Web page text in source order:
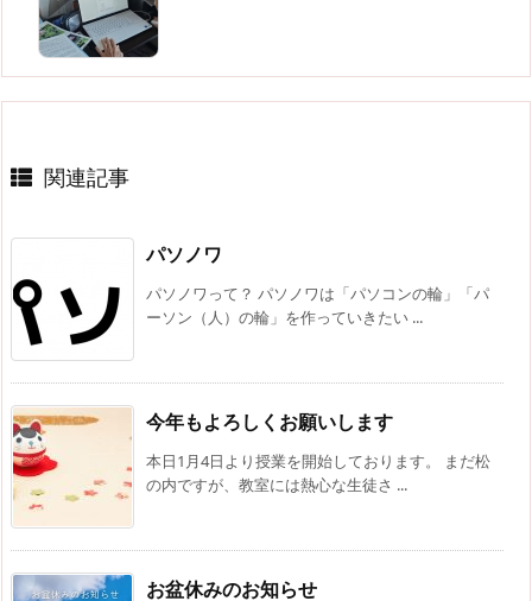
関連記事
パソノワ
パソノワって？ パソノワは「パソコンの輪」「パ
ーソン（人）の輪」を作っていきたい ...
今年もよろしくお願いします
本日1月4日より授業を開始しております。 まだ松
の内ですが、教室には熱心な生徒さ ...
お盆休みのお知らせ